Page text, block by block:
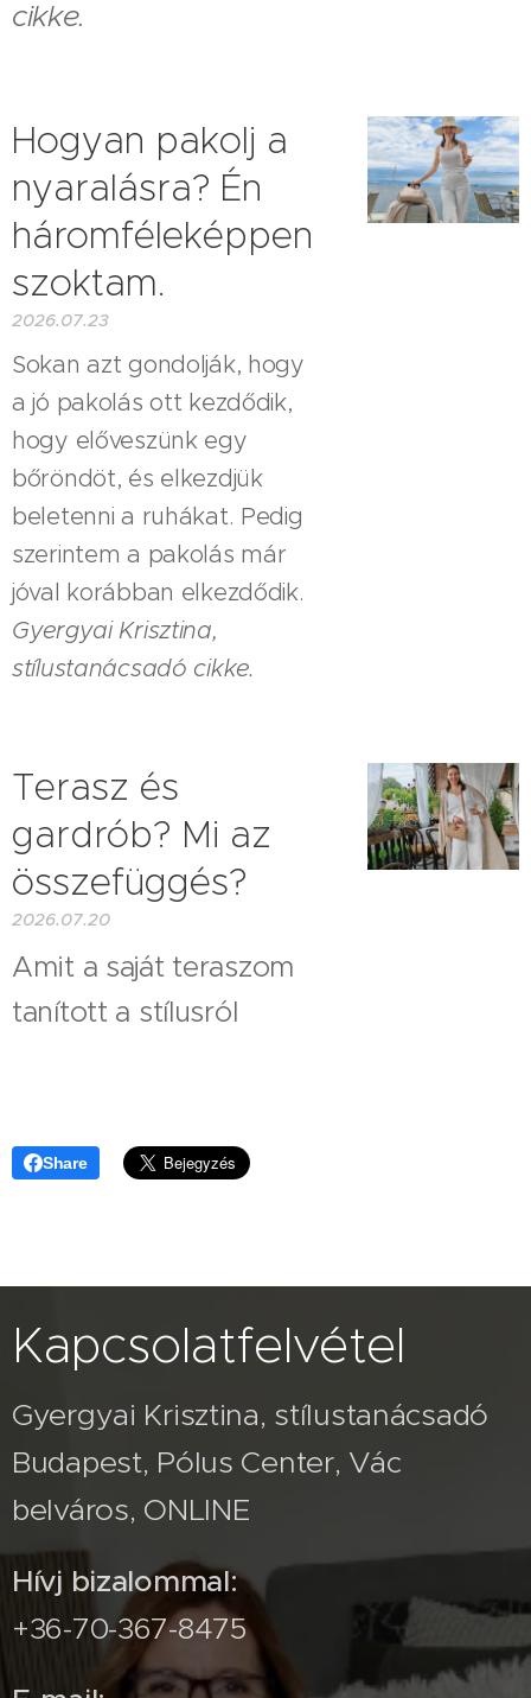
cikke.
Hogyan pakolj a
nyaralásra? Én
háromféleképpen
szoktam.
2026.07.23
Sokan azt gondolják, hogy
a jó pakolás ott kezdődik,
hogy előveszünk egy
bőröndöt, és elkezdjük
beletenni a ruhákat. Pedig
szerintem a pakolás már
jóval korábban elkezdődik.
Gyergyai Krisztina,
stílustanácsadó cikke.
Terasz és
gardrób? Mi az
összefüggés?
2026.07.20
Amit a saját teraszom
tanított a stílusról
Share
Kapcsolatfelvétel
Gyergyai Krisztina, stílustanácsadó
Budapest, Pólus Center, Vác
belváros, ONLINE
Hívj bizalommal:
+36-70-367-8475